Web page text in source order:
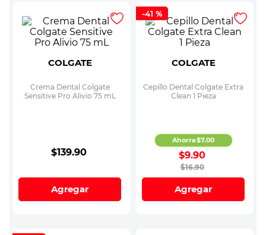
COLGATE
Crema Dental Colgate
Sensitive Pro Alivio 75 mL
$139.90
Agregar
-41 %
COLGATE
Cepillo Dental Colgate Extra
Clean 1 Pieza
$16.90
$9.90
Ahorra$7.00
Agregar